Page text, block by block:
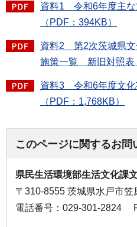
資料1 令和6年度主な
（PDF：394KB）
資料2 第2次茨城県文
施策一覧 新旧対照表
資料3 令和6年度文化
（PDF：1,768KB）
このページに関するお問
県民生活環境部生活文化課
〒310-8555 茨城県水戸市笠
電話番号：029-301-2824